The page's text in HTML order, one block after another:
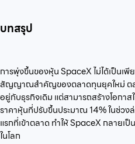
บทสรุป
การพุ่งขึ้นของหุ้น SpaceX ไม่ได้เป็นเพี
สัญญาณสำคัญของตลาดทุนยุคใหม่ ตล
อยู่กับธุรกิจเดิม แต่สามารถสร้างโอกาส
ราคาหุ้นที่ปรับขึ้นประมาณ 14% ในช่วง
แรกที่เข้าตลาด ทำให้ SpaceX กลาย
ในโลก